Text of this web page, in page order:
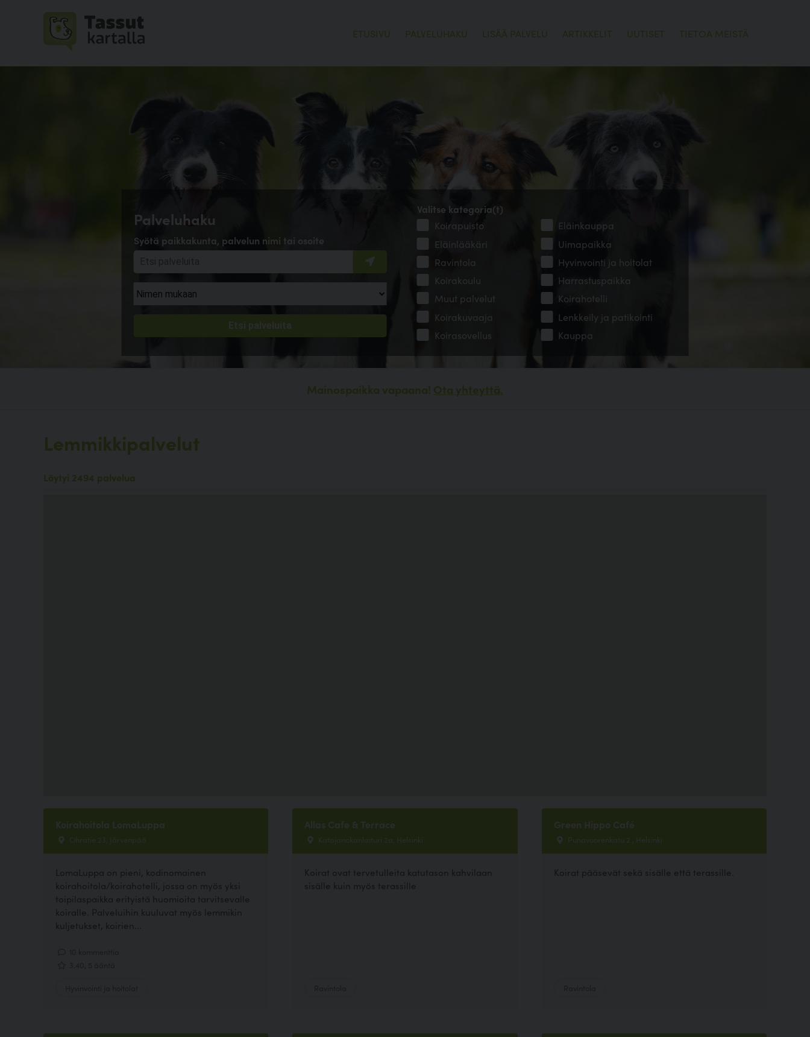
ETUSIVU PALVELUHAKU LISÄÄ PALVELU ARTIKKELIT UUTISET TIETOA MEISTÄ
Palveluhaku
Syötä paikkakunta, palvelun nimi tai osoite
Valitse kategoria(t)
Koirapuisto
Eläinkauppa
Eläinlääkäri
Uimapaikka
Ravintola
Hyvinvointi ja hoitolat
Koirakoulu
Harrastuspaikka
Muut palvelut
Koirahotelli
Koirakuvaaja
Lenkkeily ja patikointi
Koirasovellus
Kauppa
Mainospaikka vapaana! Ota yhteyttä.
Lemmikkipalvelut
Löytyi 2494 palvelua
Koirahoitola LomaLuppa
Ohratie 23, Järvenpää
LomaLuppa on pieni, kodinomainen
koirahoitola/koirahotelli, jossa on myös yksi
toipilaspaikka erityistä huomioita tarvitsevalle
koiralle. Palveluihin kuuluvat myös lemmikin
kuljetukset, koirien...
Allas Cafe & Terrace
Katajanokanlaituri 2a, Helsinki
Koirat ovat tervetulleita katutason kahvilaan
sisälle kuin myös terassille
Green Hippo Café
Punavuorenkatu 2 , Helsinki
Koirat pääsevät sekä sisälle että terassille.